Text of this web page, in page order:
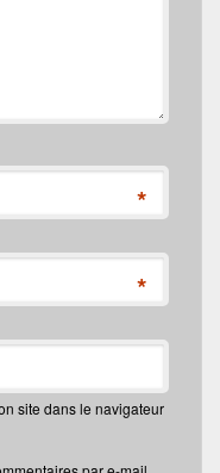
*
*
site dans le navigateur